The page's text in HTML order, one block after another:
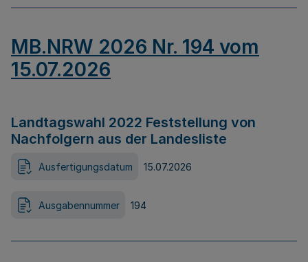
MB.NRW 2026 Nr. 194 vom
15.07.2026
Landtagswahl 2022 Feststellung von
Nachfolgern aus der Landesliste
Ausfertigungsdatum 15.07.2026
Ausgabennummer 194